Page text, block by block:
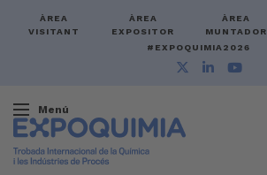
ÀREA
VISITANT
ÀREA
EXPOSITOR
ÀREA
MUNTADOR
#EXPOQUIMIA2026
Menú